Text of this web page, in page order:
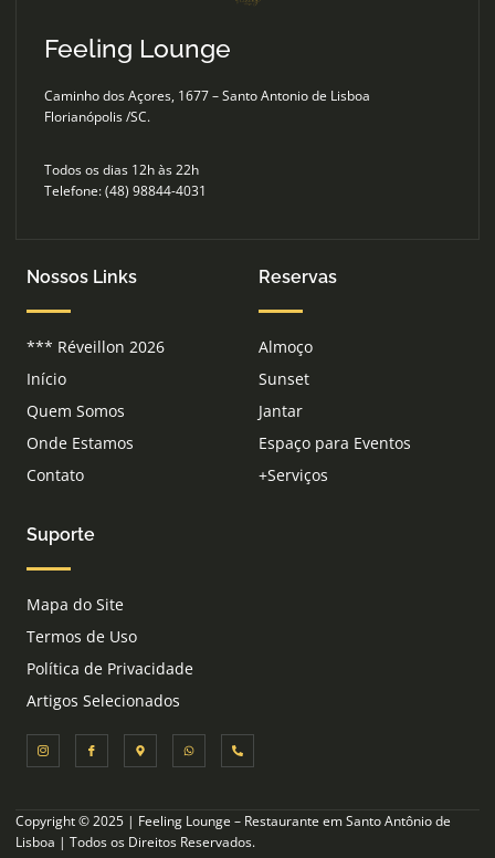
Feeling Lounge
Caminho dos Açores, 1677 – Santo Antonio de Lisboa
Florianópolis /SC.
Todos os dias 12h às 22h
Telefone: (48) 98844-4031
Nossos Links
*** Réveillon 2026
Início
Quem Somos
Onde Estamos
Contato
Reservas
Almoço
Sunset
Jantar
Espaço para Eventos
+Serviços
Suporte
Mapa do Site
Termos de Uso
Política de Privacidade
Artigos Selecionados
I
c
o
n
s
t
a
g
I
c
o
n
c
e
b
o
M
a
p
-
k
e
r
-
W
h
a
t
p
P
h
o
n
t
Copyright © 2025 | Feeling Lounge – Restaurante em Santo Antônio de
Lisboa | Todos os Direitos Reservados.